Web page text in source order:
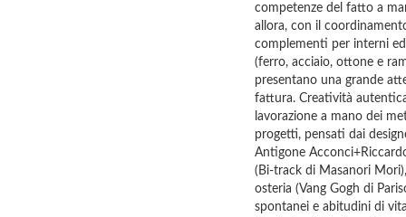
competenze del fatto a
allora, con il
complementi per interni
(ferro, acciaio, ottone e
presentano una grande
fattura. Creatività
lavorazione a mano dei
progetti, pensati dai
Antigone
(Bi-track di Masanori
osteria (Vang Gogh di
spontanei e abitudini di